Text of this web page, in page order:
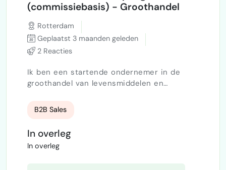
(commissiebasis) - Groothandel
Rotterdam
Geplaatst 3 maanden geleden
2 Reacties
Ik ben een startende ondernemer in de
groothandel van levensmiddelen en
verpakkingen). Ik zoek een zelfstandige en
binnenhalen in de B2B markt (winkels,
horeca, kleine bedrijven). Het gaat om een
freelance samenwerking op commissie
B2B Sales
In overleg
In overleg